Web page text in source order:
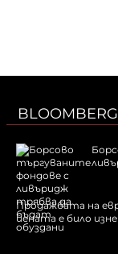
Продажбата на
йената е било